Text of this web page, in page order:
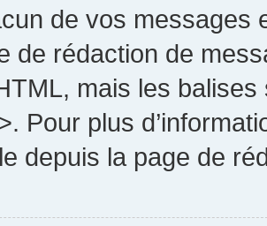
de vos messages
de rédaction de
mais les
Pour plus
depuis la page de